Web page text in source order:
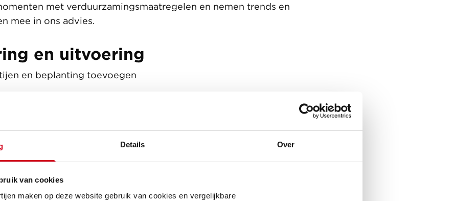
Details Over
van cookies
maken op deze website gebruik van cookies en vergelijkbare
met verduurzamingsmaatregelen en nemen trends en
mee in ons advies.
en uitvoering
en beplanting toevoegen
keuringen en inspecties
onderhoud voeren wij alle werkzaamheden uit die voortkomen uit
en dragen wij mede verantwoordelijkheid voor